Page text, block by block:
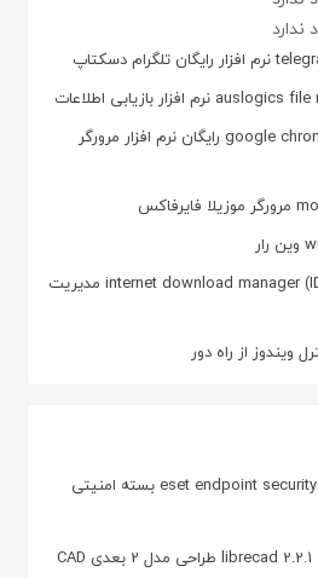
دانلود google chrome 145.0.7632.117 رایگان نرم افزار مرورگر
دانلود internet download manager (IDM) 6.42.61 Retail مدیریت
دانلود eset endpoint security 11.1.2052.0 بسته امنیتی